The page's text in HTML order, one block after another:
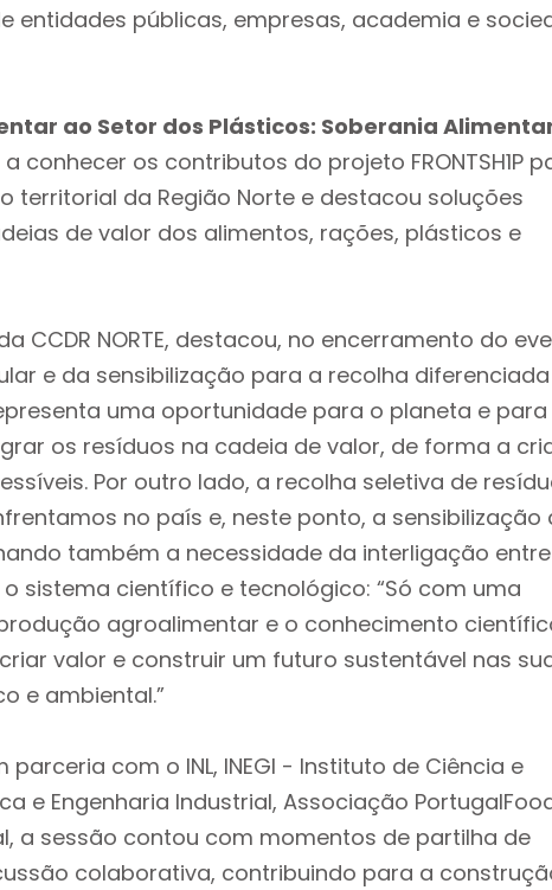
entidades públicas, empresas, academia e
ao Setor dos Plásticos: Soberania
conhecer os contributos do projeto FRONTSH1P
territorial da Região Norte e destacou soluções
de valor dos alimentos, rações, plásticos e
CCDR NORTE, destacou, no encerramento do
e da sensibilização para a recolha
uma oportunidade para o planeta e para
os resíduos na cadeia de valor, de forma a
Por outro lado, a recolha seletiva de
no país e, neste ponto, a sensibilização
também a necessidade da interligação
sistema científico e tecnológico: “Só com uma
agroalimentar e o conhecimento
valor e construir um futuro sustentável nas
e ambiental.”
parceria com o INL, INEGI - Instituto de Ciência e
e Engenharia Industrial, Associação
a sessão contou com momentos de partilha de
colaborativa, contribuindo para a